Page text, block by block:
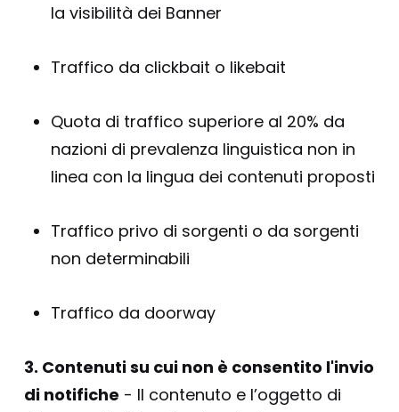
la visibilità dei Banner
Traffico da clickbait o likebait
Quota di traffico superiore al 20% da
nazioni di prevalenza linguistica non in
linea con la lingua dei contenuti proposti
Traffico privo di sorgenti o da sorgenti
non determinabili
Traffico da doorway
3. Contenuti su cui non è consentito l'invio
di notifiche - Il contenuto e l’oggetto di